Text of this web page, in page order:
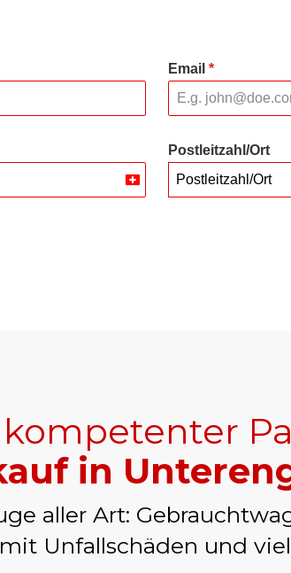
Email *
Switzerland
Postleitzahl/Ort
Postleitzahl/Ort
in
aller Art:
Unfallschäden und